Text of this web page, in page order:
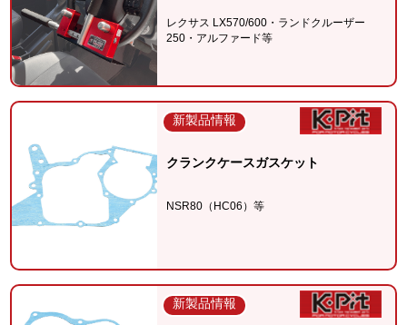
レクサス LX570/600・ランドクルーザー
250・アルファード等
新製品情報
クランクケースガスケット
NSR80（HC06）等
新製品情報